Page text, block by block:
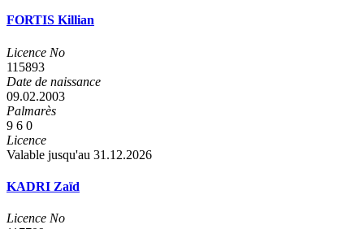
FORTIS Killian
Licence No
115893
Date de naissance
09.02.2003
Palmarès
9 6 0
Licence
Valable jusqu'au 31.12.2026
KADRI Zaïd
Licence No